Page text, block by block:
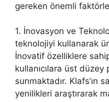
gereken önemli
1. İnovasyon ve
teknolojiyi kullanarak
İnovatif özelliklere
kullanıcılara üst
sunmaktadır. Klafs’ın
yenilikleri araştırarak